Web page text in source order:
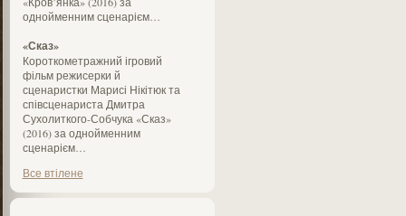
однойменним сценарієм…
«Сказ»
Короткометражний ігровий
фільм режисерки й
сценаристки Марисі Нікітюк та
співсценариста Дмитра
Сухолиткого-Собчука «Сказ»
(2016) за однойменним
сценарієм…
Все втілене